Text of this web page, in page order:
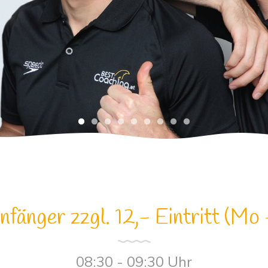
zzgl. 12,- Eintritt (Mo
08:30 - 09:30 Uhr